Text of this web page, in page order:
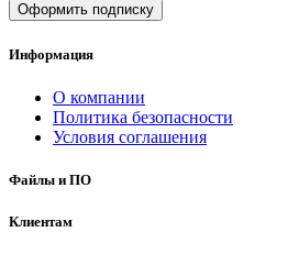
Оформить подписку
Информация
О компании
Политика безопасности
Условия соглашения
Файлы и ПО
Клиентам